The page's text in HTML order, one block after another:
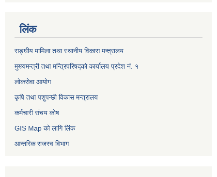
लिंक
सङ्घीय मामिला तथा स्थानीय विकास मन्त्रालय
मुख्यमन्त्री तथा मन्त्रिपरिषद्को कार्यालय प्रदेश नं. १
लोकसेवा आयोग ​​​​
कृषि तथा पशुपन्छी विकास मन्त्रालय
कर्मचारी संचय कोष
GIS Map को लागि लिंक
आन्तरिक राजस्व विभाग